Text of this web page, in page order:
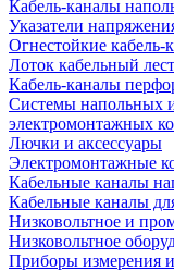
Кабель-каналы
Указатели
Огнестойкие кабель-
Лоток кабельный
Кабель-каналы
Системы напольных
электромонтажных
Лючки и аксессуары
Электромонтажные
Кабельные каналы
Кабельные каналы
Низковольтное и
Низковольтное
Приборы измерения и